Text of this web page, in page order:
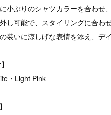
小ぶりのシャツカラーを合わせ
し可能で、スタイリングに合わ
装いに涼しげな表情を添え、デ
・Light Pink